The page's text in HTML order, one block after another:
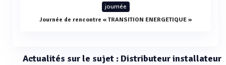
journée
Journée de rencontre « TRANSITION ENERGETIQUE »
Actualités sur le sujet : Distributeur installateur